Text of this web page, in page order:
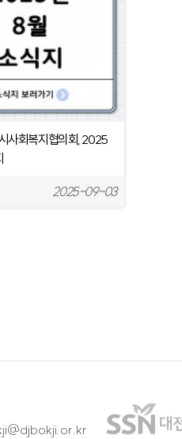
사회복지협의회, 2025
2025-09-03